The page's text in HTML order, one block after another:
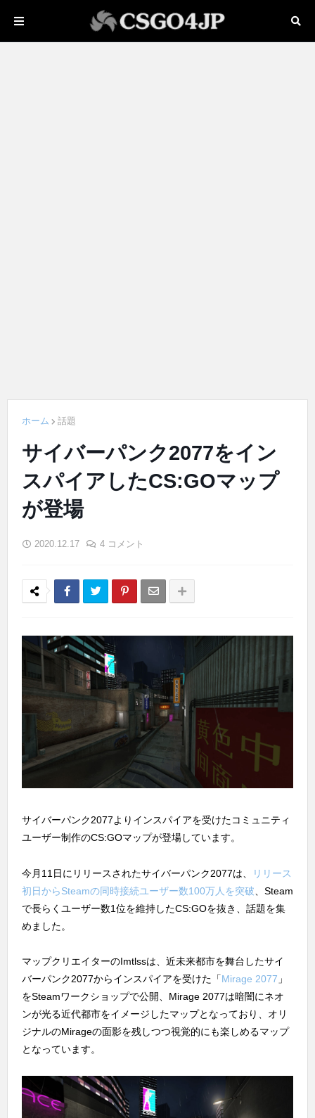
ホーム 話題
サイバーパンク2077をイン
スパイアしたCS:GOマップ
が登場
2020.12.17 4 コメント
サイバーパンク2077よりインスパイアを受けたコミュニティ
ユーザー制作のCS:GOマップが登場しています。
今月11日にリリースされたサイバーパンク2077は、
リリース
初日からSteamの同時接続ユーザー数100万人を突破 、Steam
で長らくユーザー数1位を維持したCS:GOを抜き、話題を集
めました。
マップクリエイターのImtlssは、近未来都市を舞台したサイ
バーパンク2077からインスパイアを受けた「Mirage 2077 」
をSteamワークショップで公開、Mirage 2077は暗闇にネオ
ンが光る近代都市をイメージしたマップとなっており、オリ
ジナルのMirageの面影を残しつつ視覚的にも楽しめるマップ
となっています。